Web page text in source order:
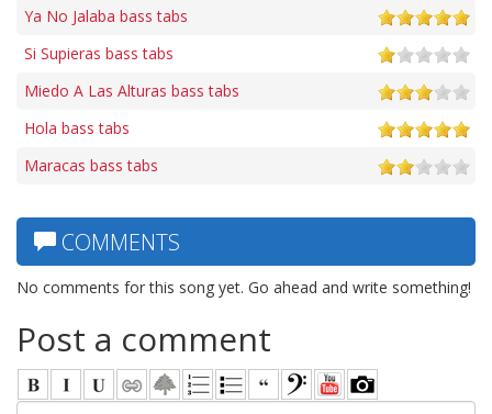
Ya No Jalaba bass tabs
Si Supieras bass tabs
Miedo A Las Alturas bass tabs
Hola bass tabs
Maracas bass tabs
COMMENTS
No comments for this song yet. Go ahead and write something!
Post a comment